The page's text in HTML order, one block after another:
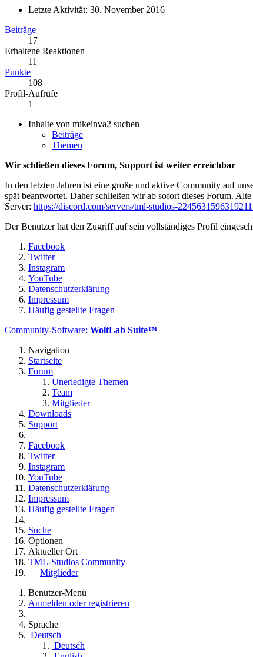
Letzte Aktivität: 30. November 2016
Beiträge
17
Erhaltene Reaktionen
11
Punkte
108
Profil-Aufrufe
1
Inhalte von mikeinva2 suchen
Beiträge
Themen
Wir schließen dieses Forum, Support ist weiter erreichbar
In den letzten Jahren ist eine große und aktive Community auf
spät beantwortet. Daher schließen wir ab sofort dieses Forum.
Server: https://discord.com/servers/tml-studios-
Der Benutzer hat den Zugriff auf sein vollständiges Profil
Facebook
Twitter
Instagram
YouTube
Datenschutzerklärung
Impressum
Häufig gestellte Fragen
Community-Software: WoltLab Suite™
Navigation
Startseite
Forum
Unerledigte Themen
Team
Mitglieder
Downloads
Support
Facebook
Twitter
Instagram
YouTube
Datenschutzerklärung
Impressum
Häufig gestellte Fragen
Suche
Optionen
Aktueller Ort
TML-Studios Community
Mitglieder
Benutzer-Menü
Anmelden oder registrieren
Sprache
Deutsch
Deutsch